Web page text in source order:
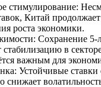
стимулирование:
Китай
роста экономики.
Сохранение 5-
стабилизацию в
важным для
Устойчивые ставки
снижает